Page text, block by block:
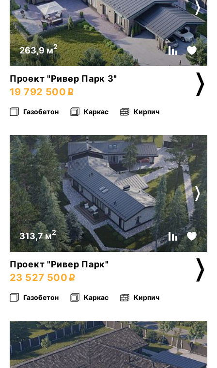
263,9 м2
Проект "Ривер Парк 3"
19 792 500
Газобетон Каркас Кирпич
313,7 м2
Проект "Ривер Парк"
23 527 500
Газобетон Каркас Кирпич